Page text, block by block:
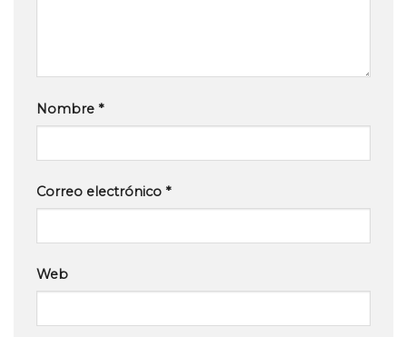
Nombre *
Correo electrónico *
Web